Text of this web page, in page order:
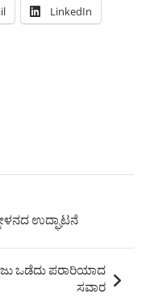
LinkedIn
ಉದ್ಘಾಟನೆ
ಒಡೆದು ಪರಾರಿಯಾದ
ಸವಾರ